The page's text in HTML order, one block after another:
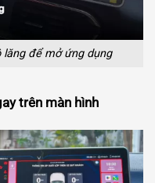
lăng để mở ứng dụng
trên màn hình